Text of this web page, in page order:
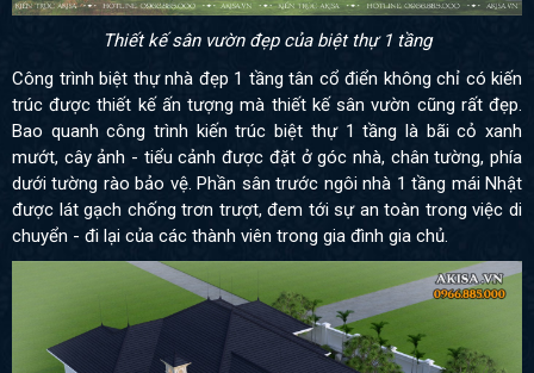
Thiết kế sân vườn đẹp của biệt thự 1 tầng
Công trình biệt thự nhà đẹp 1 tầng tân cổ điển không chỉ có kiến
trúc được thiết kế ấn tượng mà thiết kế sân vườn cũng rất đẹp.
Bao quanh công trình kiến trúc biệt thự 1 tầng là bãi cỏ xanh
mướt, cây ảnh - tiểu cảnh được đặt ở góc nhà, chân tường, phía
dưới tường rào bảo vệ. Phần sân trước ngôi nhà 1 tầng mái Nhật
được lát gạch chống trơn trượt, đem tới sự an toàn trong việc di
chuyển - đi lại của các thành viên trong gia đình gia chủ.